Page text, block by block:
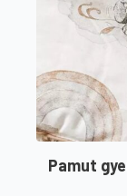
Pamut